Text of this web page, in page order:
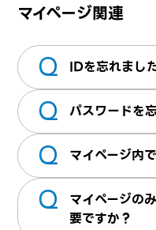
マイページ関連
Q IDを忘れまし
ログインボタン
い。※2～3営業
Q パスワードを
ログインボタン
できます。
Q マイページ内
テクパス画面の
りご連絡をお願
Q
マイページの
要ですか？